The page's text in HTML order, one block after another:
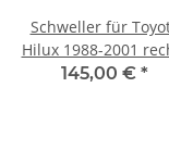
Schweller für
Hilux 1988-2001
145,00 € *